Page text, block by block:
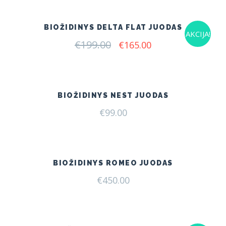
AKCIJA!
BIOŽIDINYS DELTA FLAT JUODAS
€199.00 Original
€165.00Current
BIOŽIDINYS NEST JUODAS
€99.00
BIOŽIDINYS ROMEO JUODAS
€450.00